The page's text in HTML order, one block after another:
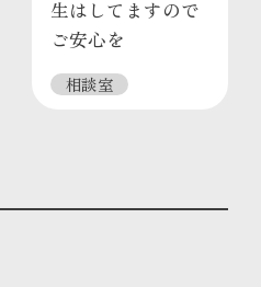
生はしてますので
ご安心を
相談室